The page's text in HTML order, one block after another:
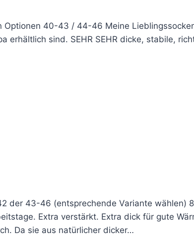
Optionen 40-43 / 44-46 Meine
erhältlich sind. SEHR SEHR dicke, stabile,
der 43-46 (entsprechende Variante wählen)
Extra verstärkt. Extra dick für gute
Da sie aus natürlicher dicker…